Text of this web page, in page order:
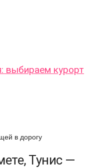
выбираем курорт
в дорогу
Тунис —